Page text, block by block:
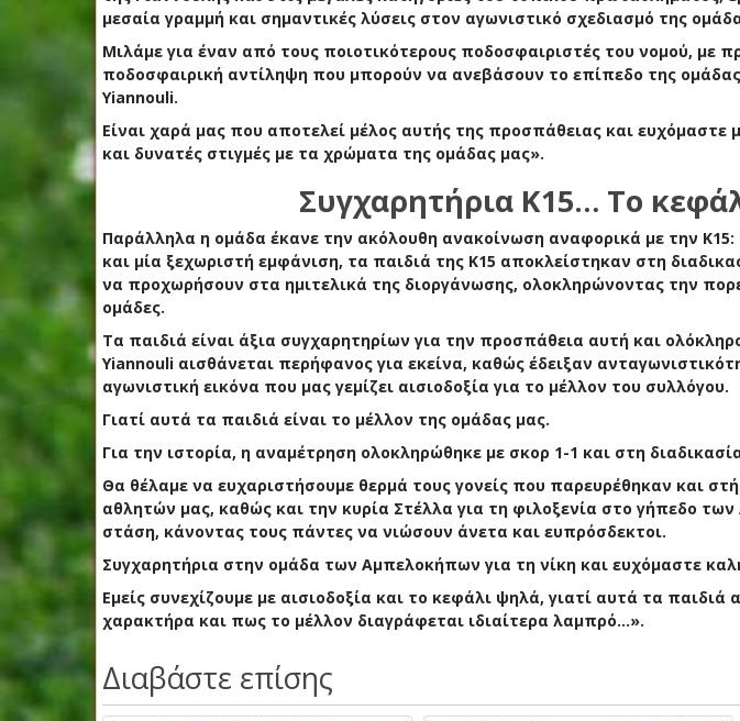
μεσαία γραμμή και σημαντικές λύσεις στον αγωνιστικό σχεδιασμό της
Μιλάμε για έναν από τους ποιοτικότερους ποδοσφαιριστές του νομού, με
ποδοσφαιρική αντίληψη που μπορούν να ανεβάσουν το επίπεδο της
Yiannouli.
Είναι χαρά μας που αποτελεί μέλος αυτής της προσπάθειας και ευχόμαστε
και δυνατές στιγμές με τα χρώματα της ομάδας μας».
Συγχαρητήρια Κ15… Το
Παράλληλα η ομάδα έκανε την ακόλουθη ανακοίνωση αναφορικά με την
και μία ξεχωριστή εμφάνιση, τα παιδιά της Κ15 αποκλείστηκαν στη
να προχωρήσουν στα ημιτελικά της διοργάνωσης, ολοκληρώνοντας την
ομάδες.
Τα παιδιά είναι άξια συγχαρητηρίων για την προσπάθεια αυτή και
Yiannouli αισθάνεται περήφανος για εκείνα, καθώς έδειξαν
αγωνιστική εικόνα που μας γεμίζει αισιοδοξία για το μέλλον του συλλόγου.
Γιατί αυτά τα παιδιά είναι το μέλλον της ομάδας μας.
Για την ιστορία, η αναμέτρηση ολοκληρώθηκε με σκορ 1-1 και στη
Θα θέλαμε να ευχαριστήσουμε θερμά τους γονείς που παρευρέθηκαν και
αθλητών μας, καθώς και την κυρία Στέλλα για τη φιλοξενία στο γήπεδο
στάση, κάνοντας τους πάντες να νιώσουν άνετα και ευπρόσδεκτοι.
Συγχαρητήρια στην ομάδα των Αμπελοκήπων για τη νίκη και ευχόμαστε
Εμείς συνεχίζουμε με αισιοδοξία και το κεφάλι ψηλά, γιατί αυτά τα
χαρακτήρα και πως το μέλλον διαγράφεται ιδιαίτερα λαμπρό…».
Διαβάστε επίσης